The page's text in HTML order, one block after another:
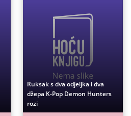
Ruksak s dva odjeljka i dva
džepa K-Pop Demon Hunters
rozi